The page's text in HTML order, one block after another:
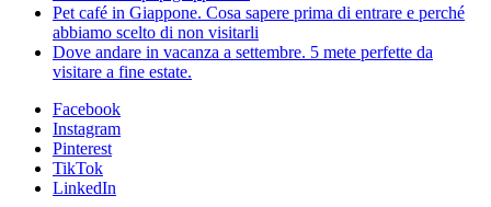
Pet café in Giappone. Cosa sapere prima di entrare e perché
abbiamo scelto di non visitarli
Dove andare in vacanza a settembre. 5 mete perfette da
visitare a fine estate.
Facebook
Instagram
Pinterest
TikTok
LinkedIn